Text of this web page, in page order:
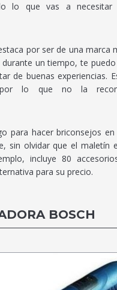
lo que vas a necesitar
por ser de una marca
un tiempo, te
de buenas experiencias.
lo que no la
para hacer briconsejos
sin olvidar que el maletín
incluye 80
para su precio.
BOSCH